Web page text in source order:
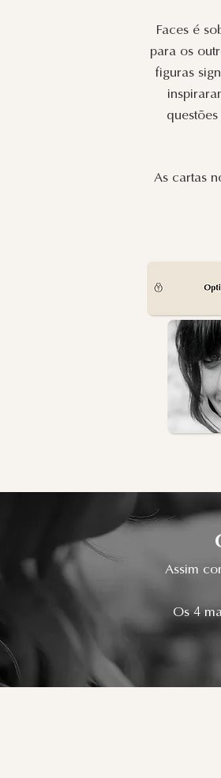
Faces é
para os
figuras
As cartas
Assim
Os 4